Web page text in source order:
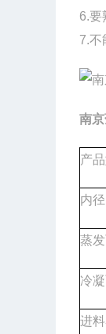
6.要
7.
南
产
内
蒸
冷
进